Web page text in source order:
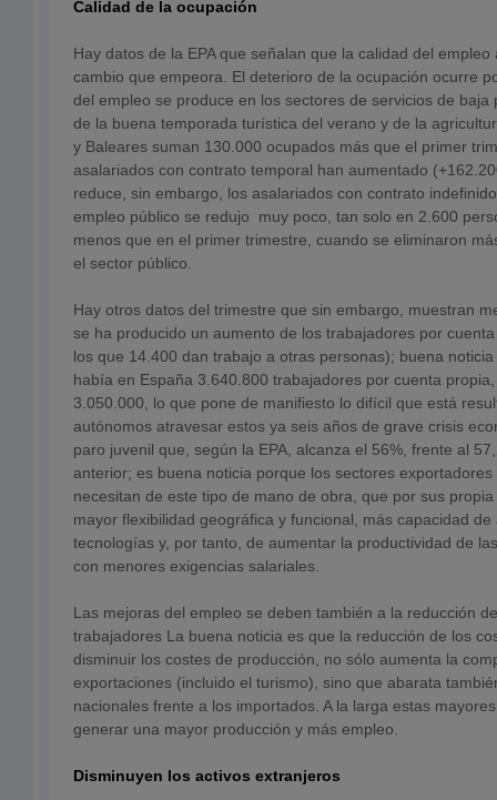
Calidad de la ocupación
Hay datos de la EPA que señalan que la calidad del
cambio que empeora. El deterioro de la ocupación ocurre
del empleo se produce en los sectores de servicios de baja
de la buena temporada turística del verano y de la
y Baleares suman 130.000 ocupados más que el primer
asalariados con contrato temporal han aumentado
reduce, sin embargo, los asalariados con contrato
empleo público se redujo muy poco, tan solo en 2.600
menos que en el primer trimestre, cuando se eliminaron
el sector público.
Hay otros datos del trimestre que sin embargo, muestran
se ha producido un aumento de los trabajadores por
los que 14.400 dan trabajo a otras personas); buena
había en España 3.640.800 trabajadores por cuenta
3.050.000, lo que pone de manifiesto lo difícil que está
autónomos atravesar estos ya seis años de grave crisis
paro juvenil que, según la EPA, alcanza el 56%, frente al
anterior; es buena noticia porque los sectores exportadores
necesitan de este tipo de mano de obra, que por sus
mayor flexibilidad geográfica y funcional, más capacidad
tecnologías y, por tanto, de aumentar la productividad de
con menores exigencias salariales.
Las mejoras del empleo se deben también a la reducción
trabajadores La buena noticia es que la reducción de los
disminuir los costes de producción, no sólo aumenta la
exportaciones (incluido el turismo), sino que abarata
nacionales frente a los importados. A la larga estas
generar una mayor producción y más empleo.
Disminuyen los activos extranjeros